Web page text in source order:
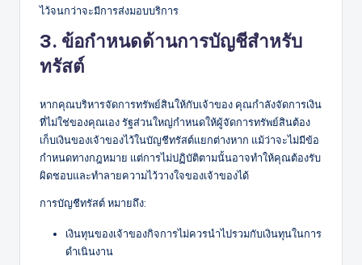
ไว้จนกว่าจะมีการส่งมอบบริการ
3. ข้อกำหนดด้านการบัญชีสำหรับ
ทรัสต์
หากคุณบริหารจัดการทรัพย์สินให้กับเจ้าของ คุณกำลังจัดการเงิน
ที่ไม่ใช่ของคุณเอง รัฐส่วนใหญ่กำหนดให้ผู้จัดการทรัพย์สินต้อง
เก็บเงินของเจ้าของไว้ในบัญชีทรัสต์แยกต่างหาก แม้ว่าจะไม่มีข้อ
กำหนดทางกฎหมาย แต่การไม่ปฏิบัติตามนั้นอาจทำให้คุณต้องรับ
ผิดชอบและทำลายความไว้วางใจของเจ้าของได้
การบัญชีทรัสต์ หมายถึง:
เงินทุนของเจ้าของกิจการไม่ควรนำไปรวมกับเงินทุนในการ
ดำเนินงาน